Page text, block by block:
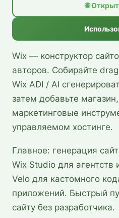
🌐
Wix — конструктор
авторов. Собирайте
Wix ADI / AI
затем добавьте
маркетинговые
управляемом хостинге.
Главное: генерация
Wix Studio для
Velo для кастомного
приложений. Быстрый
сайту без разработчика.